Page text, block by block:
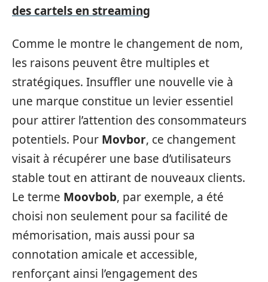
des cartels en streaming
Comme le montre le changement de nom,
les raisons peuvent être multiples et
stratégiques. Insuffler une nouvelle vie à
une marque constitue un levier essentiel
pour attirer l’attention des consommateurs
potentiels. Pour Movbor, ce changement
visait à récupérer une base d’utilisateurs
stable tout en attirant de nouveaux clients.
Le terme Moovbob, par exemple, a été
choisi non seulement pour sa facilité de
mémorisation, mais aussi pour sa
connotation amicale et accessible,
renforçant ainsi l’engagement des